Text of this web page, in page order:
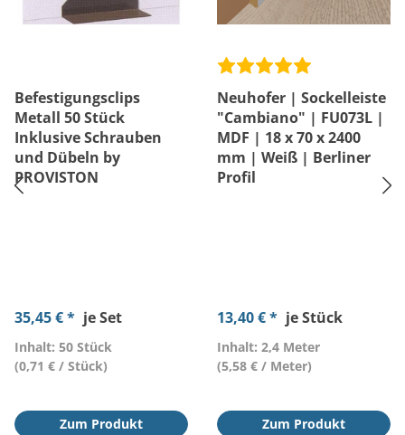
Befestigungsclips
Metall 50 Stück
Inklusive Schrauben
und Dübeln by
PROVISTON
35,45 € * je Set
Inhalt: 50 Stück
(0,71 € / Stück)
Zum Produkt
Neuhofer | Sockelleiste
"Cambiano" | FU073L |
MDF | 18 x 70 x 2400
mm | Weiß | Berliner
Profil
13,40 € * je Stück
Inhalt: 2,4 Meter
(5,58 € / Meter)
Zum Produkt